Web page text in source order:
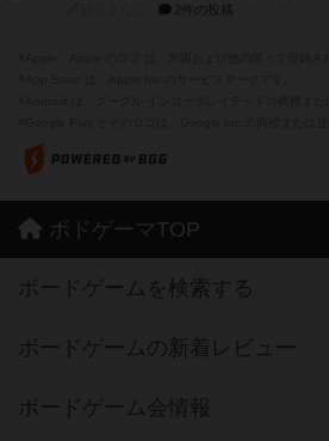
2件の投稿
ボドゲーマTOP
ボードゲームを検索する
ボードゲームの新着レビュー
ボードゲーム会情報